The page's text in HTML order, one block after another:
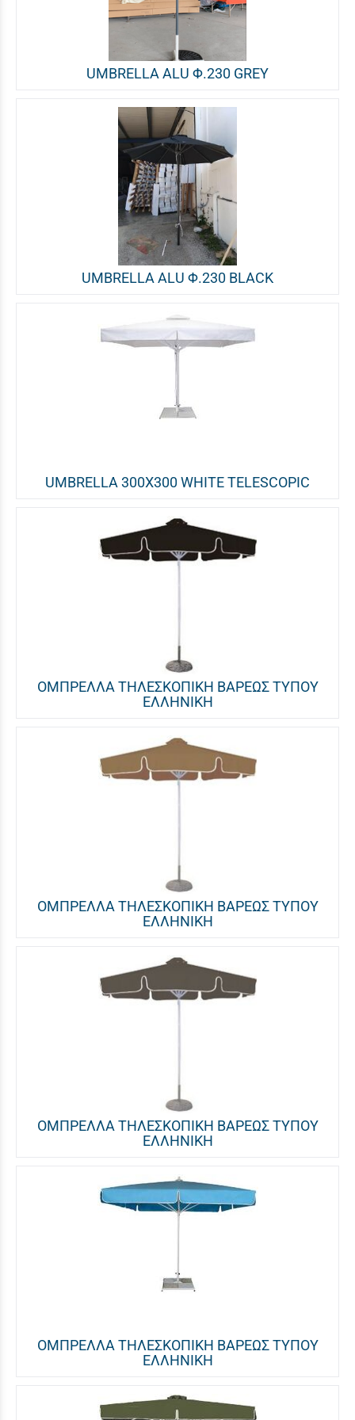
UMBRELLA ALU Φ.230 GREY
UMBRELLA ALU Φ.230 BLACK
UMBRELLA 300X300 WHITE TELESCOPIC
ΟΜΠΡΕΛΛΑ ΤΗΛΕΣΚΟΠΙΚΗ ΒΑΡΕΩΣ ΤΥΠΟΥ
ΕΛΛΗΝΙΚΗ
ΟΜΠΡΕΛΛΑ ΤΗΛΕΣΚΟΠΙΚΗ ΒΑΡΕΩΣ ΤΥΠΟΥ
ΕΛΛΗΝΙΚΗ
ΟΜΠΡΕΛΛΑ ΤΗΛΕΣΚΟΠΙΚΗ ΒΑΡΕΩΣ ΤΥΠΟΥ
ΕΛΛΗΝΙΚΗ
ΟΜΠΡΕΛΛΑ ΤΗΛΕΣΚΟΠΙΚΗ ΒΑΡΕΩΣ ΤΥΠΟΥ
ΕΛΛΗΝΙΚΗ